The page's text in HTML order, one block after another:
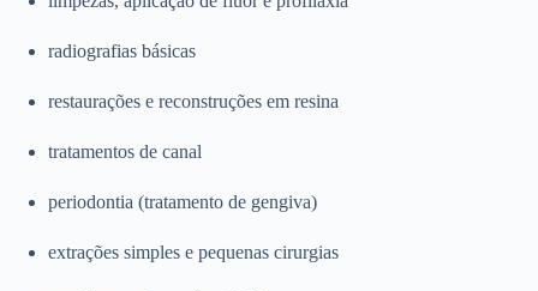
radiografias básicas
restaurações e reconstruções em resina
tratamentos de canal
periodontia (tratamento de gengiva)
extrações simples e pequenas cirurgias